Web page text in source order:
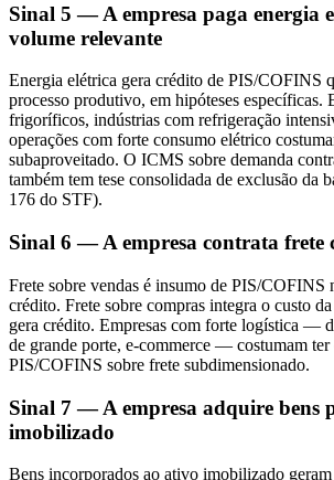
Sinal 5 — A empresa paga energia
volume relevante
Energia elétrica gera crédito de PIS/COFINS
processo produtivo, em hipóteses específicas.
frigoríficos, indústrias com refrigeração
operações com forte consumo elétrico
subaproveitado. O ICMS sobre demanda
também tem tese consolidada de exclusão da
176 do STF).
Sinal 6 — A empresa contrata frete
Frete sobre vendas é insumo de PIS/COFINS
crédito. Frete sobre compras integra o custo
gera crédito. Empresas com forte logística —
de grande porte, e-commerce — costumam ter
PIS/COFINS sobre frete subdimensionado.
Sinal 7 — A empresa adquire bens
imobilizado
Bens incorporados ao ativo imobilizado